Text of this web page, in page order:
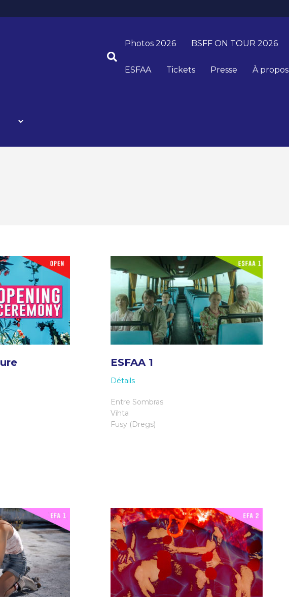
Photos 2026 BSFF ON TOUR 2026
ESFAA Tickets Presse À propos
ESFAA 1
Détails
Entre Sombras
Vihta
Fusy (Dregs)